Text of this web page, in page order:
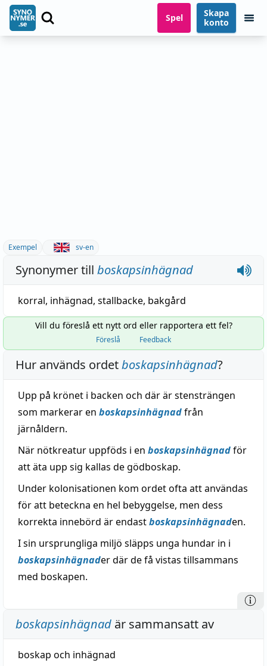
Spel
Skapa
konto
Exempel sv-en
Synonymer till boskapsinhägnad
korral, inhägnad, stallbacke, bakgård
Vill du föreslå ett nytt ord eller rapportera ett fel?
Föreslå Feedback
Hur används ordetboskapsinhägnad?
Upp på krönet i backen och där är stensträngen
som markerar en boskapsinhägnadfrån
järnåldern.
När nötkreatur uppföds i en boskapsinhägnadför
att äta upp sig kallas de gödboskap.
Under kolonisationen kom ordet ofta att användas
för att beteckna en hel bebyggelse, men dess
korrekta innebörd är endastboskapsinhägnaden.
I sin ursprungliga miljö släpps unga hundar in i
boskapsinhägnader där de få vistas tillsammans
med boskapen.
boskapsinhägnad är sammansatt av
boskap och inhägnad